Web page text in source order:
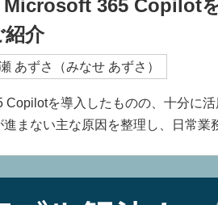
Microsoft 365 Copilot
紹介
あずさ（みなせ あずさ）
Copilotを導入したものの、十分に
まない主な原因を整理し、日常業